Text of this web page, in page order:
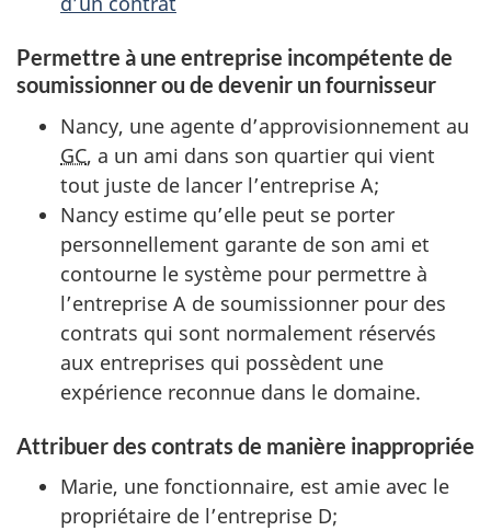
Permettre à une entreprise incompétente de
soumissionner ou de devenir un fournisseur
Nancy, une agente d’approvisionnement au
GC, a un ami dans son quartier qui vient
tout juste de lancer l’entreprise A;
Nancy estime qu’elle peut se porter
personnellement garante de son ami et
contourne le système pour permettre à
l’entreprise A de soumissionner pour des
contrats qui sont normalement réservés
aux entreprises qui possèdent une
expérience reconnue dans le domaine.
Attribuer des contrats de manière inappropriée
Marie, une fonctionnaire, est amie avec le
propriétaire de l’entreprise D;